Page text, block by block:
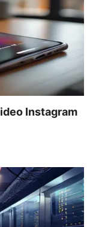
Instagram